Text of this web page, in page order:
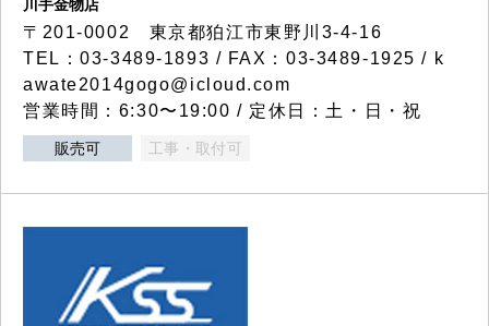
川手金物店
〒201-0002 東京都狛江市東野川3-4-16
TEL：03-3489-1893 / FAX：03-3489-1925 / k
awate2014gogo@icloud.com
営業時間：6:30〜19:00 / 定休日：土・日・祝
販売可 工事・取付可